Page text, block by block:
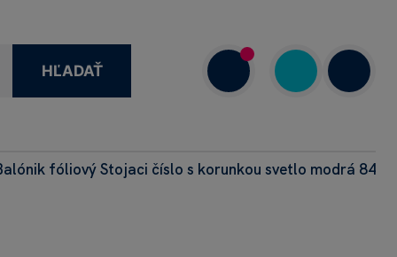
908 720 000
HĽADAŤ
fóliový Stojaci číslo s korunkou svetlo modrá 84